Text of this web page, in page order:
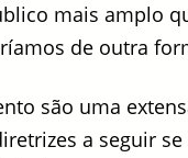
mais amplo
de outra
são uma
a seguir